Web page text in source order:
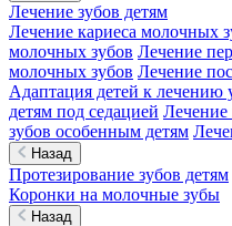
Лечение зубов детям
Лечение кариеса молочных
молочных зубов Лечение
молочных зубов Лечение
Адаптация детей к лечению
детям под седацией Лечение
зубов особенным детям
Назад
Протезирование зубов детям
Коронки на молочные зубы
Назад